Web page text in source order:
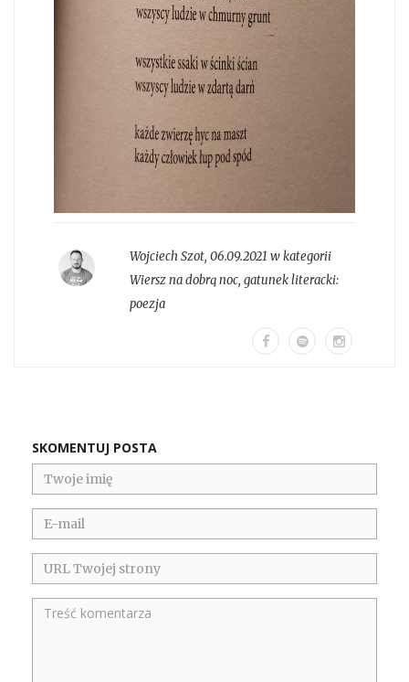
Wojciech Szot, 06.09.2021 w kategorii
Wiersz na dobrą noc, gatunek literacki:
poezja
SKOMENTUJ POSTA